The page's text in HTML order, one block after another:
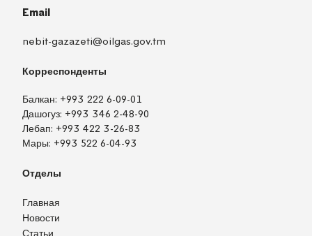
Email
nebit-gazazeti@oilgas.gov.tm
Корреспонденты
Балкан: +993 222 6-09-01
Дашогуз: +993 346 2-48-90
Лебап: +993 422 3-26-83
Мары: +993 522 6-04-93
Отделы
Главная
Новости
Статьи